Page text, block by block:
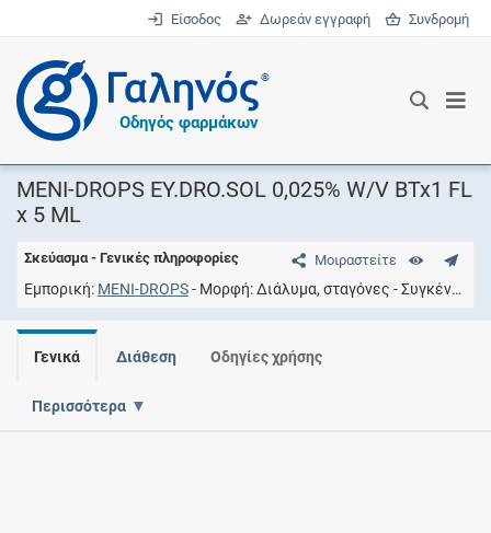
Είσοδος Δωρεάν εγγραφή Συνδρομή
®
Οδηγός φαρμάκων
MENI-DROPS EY.DRO.SOL 0,025% W/V BTx1 FL
x 5 ML
Μοιραστείτε
Σκεύασμα - Γενικές πληροφορίες
Εμπορική MENI-DROPS Μορφή Διάλυμα, σταγόνες Συγκέντρωση
Γενικά Διάθεση Οδηγίες χρήσης
Περισσότερα